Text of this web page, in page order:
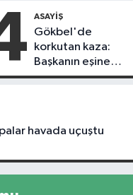
ASAYIŞ
Gökbel'de
korkutan kaza:
Başkanın eşine
motosiklet çarptı
havada uçuştu